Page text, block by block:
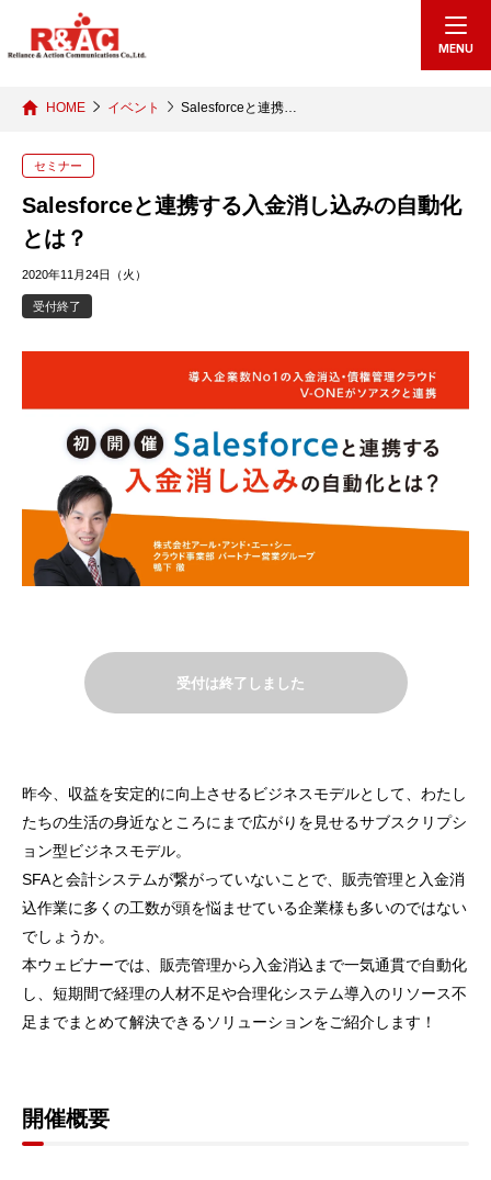
MENU
HOME イベント Salesforceと連携…
セミナー
Salesforceと連携する入金消し込みの自動化
とは？
2020年11月24日（火）
受付終了
受付は終了しました
昨今、収益を安定的に向上させるビジネスモデルとして、わたし
たちの生活の身近なところにまで広がりを見せるサブスクリプシ
ョン型ビジネスモデル。
SFAと会計システムが繋がっていないことで、販売管理と入金消
込作業に多くの工数が頭を悩ませている企業様も多いのではない
でしょうか。
本ウェビナーでは、販売管理から入金消込まで一気通貫で自動化
し、短期間で経理の人材不足や合理化システム導入のリソース不
足までまとめて解決できるソリューションをご紹介します！
開催概要